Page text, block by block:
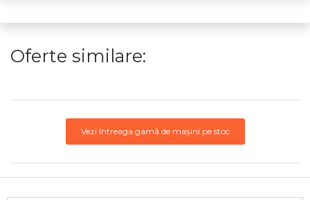
Oferte similare:
Vezi întreaga gamă de mașini pe stoc